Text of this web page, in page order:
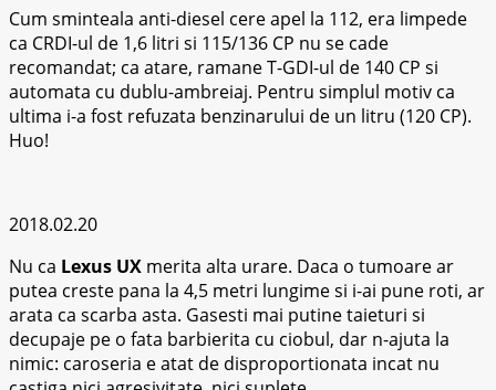
Cum sminteala anti-diesel cere apel la 112, era limpede
ca CRDI-ul de 1,6 litri si 115/136 CP nu se cade
recomandat; ca atare, ramane T-GDI-ul de 140 CP si
automata cu dublu-ambreiaj. Pentru simplul motiv ca
ultima i-a fost refuzata benzinarului de un litru (120 CP).
Huo!
2018.02.20
Nu ca Lexus UX merita alta urare. Daca o tumoare ar
putea creste pana la 4,5 metri lungime si i-ai pune roti, ar
arata ca scarba asta. Gasesti mai putine taieturi si
decupaje pe o fata barbierita cu ciobul, dar n-ajuta la
nimic: caroseria e atat de disproportionata incat nu